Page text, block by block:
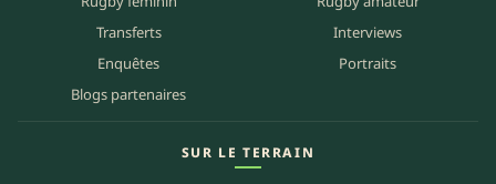
Transferts
Interviews
Enquêtes
Portraits
Blogs partenaires
SUR LE TERRAIN